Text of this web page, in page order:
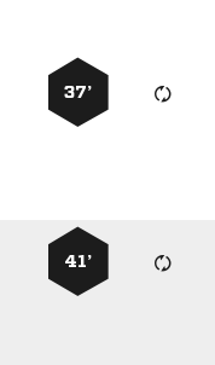
37’
41’